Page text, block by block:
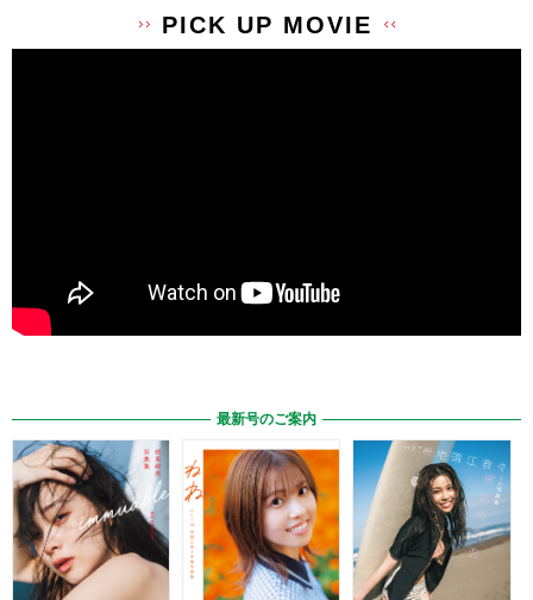
PICK UP MOVIE
最新号のご案内